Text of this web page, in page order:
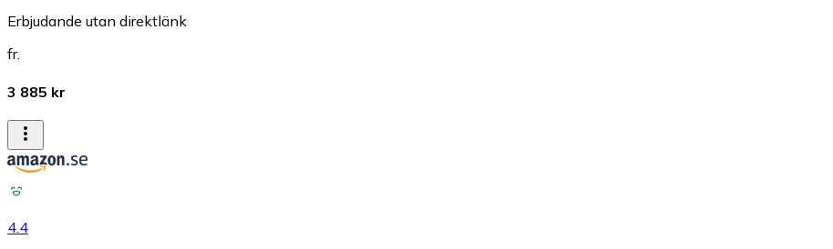
Erbjudande utan direktlänk
fr.
3 885 kr
4.4